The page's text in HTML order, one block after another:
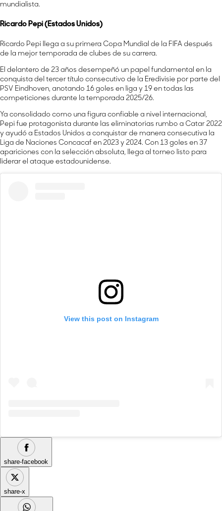
mundialista.
Ricardo Pepi (Estados Unidos)
Ricardo Pepi llega a su primera Copa Mundial de la FIFA después
de la mejor temporada de clubes de su carrera.
El delantero de 23 años desempeñó un papel fundamental en la
conquista del tercer título consecutivo de la Eredivisie por parte del
PSV Eindhoven, anotando 16 goles en liga y 19 en todas las
competiciones durante la temporada 2025/26.
Ya consolidado como una figura confiable a nivel internacional,
Pepi fue protagonista durante las eliminatorias rumbo a Catar 2022
y ayudó a Estados Unidos a conquistar de manera consecutiva la
Liga de Naciones Concacaf en 2023 y 2024. Con 13 goles en 37
apariciones con la selección absoluta, llega al torneo listo para
liderar el ataque estadounidense.
View this post on Instagram
share-facebook
share-x